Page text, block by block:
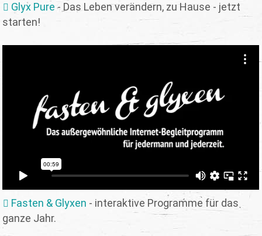
Glyx Pure- Das Leben verändern, zu Hause - jetzt
starten!
Fasten & Glyxen - interaktive Programme für das
ganze Jahr.